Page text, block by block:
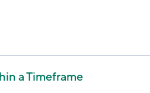
a Timeframe